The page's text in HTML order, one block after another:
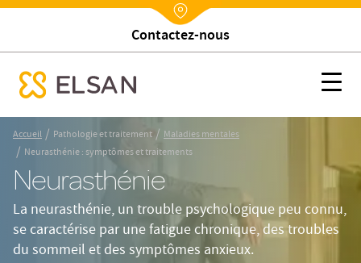
Nx:Aller
contenu
principal
Nx:Annuaire
Trouver un établissement
Neurasthénie : symptômes et traitements
menu mobile
Accueil / Pathologie et traitement / Maladies mentales
/ Neurasthénie : symptômes et traitements
Neurasthénie
La neurasthénie, un trouble psychologique peu connu,
se caractérise par une fatigue chronique, des troubles
du sommeil et des symptômes anxieux.